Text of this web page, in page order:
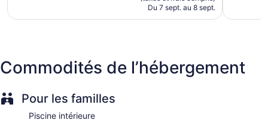
No smoking on site
Dakota Dunes Resort propose 155 chambres dotées de : une
cafetière à espresso et coffre-fort. L'ameublement et le
avec chaînes par câble. La salle de bain comprend : douche,
peignoirs et séchoir à cheveux.
Les clients peuvent accéder à Internet gratuitement par une
de
126 $ CA
Du 7 sept. au 8 sept.
Commodités de l’hébergement
Pour les familles
Piscine intérieure